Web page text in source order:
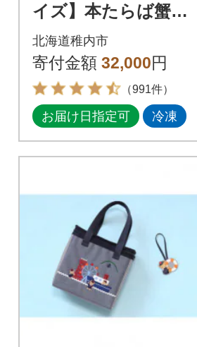
イズ】本たらば蟹ボ
イル脚1kg 海鮮
北海道稚内市
寄付金額 32,000円
（991件）
お届け日指定可 冷凍